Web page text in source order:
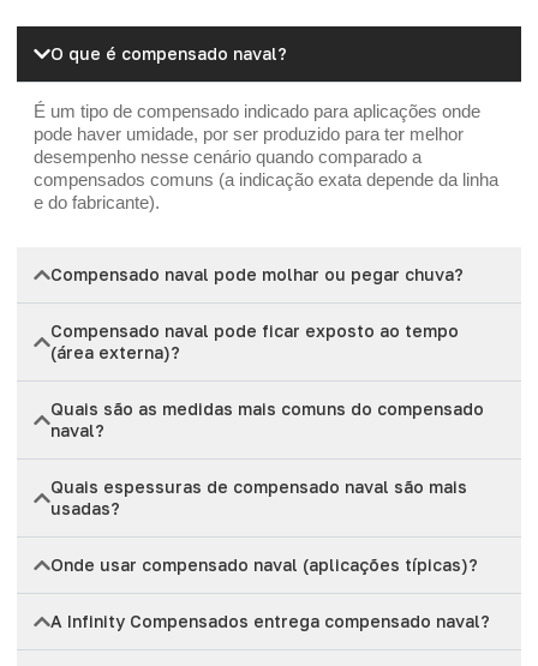
O que é compensado naval?
É um tipo de compensado indicado para aplicações onde
pode haver umidade, por ser produzido para ter melhor
desempenho nesse cenário quando comparado a
compensados comuns (a indicação exata depende da linha
e do fabricante).
Compensado naval pode molhar ou pegar chuva?
Compensado naval pode ficar exposto ao tempo
(área externa)?
Quais são as medidas mais comuns do compensado
naval?
Quais espessuras de compensado naval são mais
usadas?
Onde usar compensado naval (aplicações típicas)?
A Infinity Compensados entrega compensado naval?